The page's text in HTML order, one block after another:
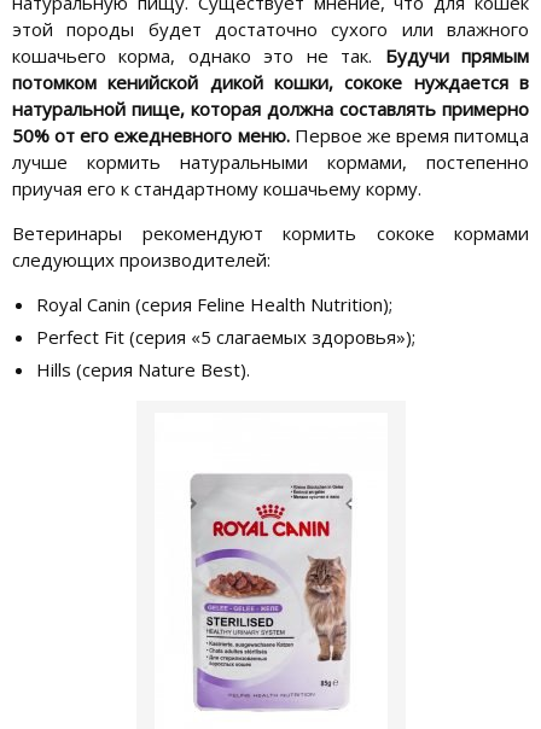
этой породы будет достаточно сухого или влажного
кошачьего корма, однако это не так. Будучи прямым
потомком кенийской дикой кошки, сококе нуждается в
натуральной пище, которая должна составлять примерно
50% от его ежедневного меню. Первое же время питомца
лучше кормить натуральными кормами, постепенно
приучая его к стандартному кошачьему корму.
Ветеринары рекомендуют кормить сококе кормами
следующих производителей:
Royal Canin (серия Feline Health Nutrition);
Perfect Fit (серия «5 слагаемых здоровья»);
Hills (серия Nature Best).